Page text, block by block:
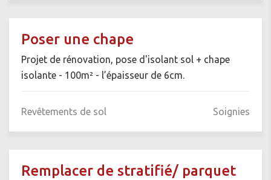
Poser une chape
Projet de rénovation, pose d'isolant sol + chape
isolante - 100m² - l’épaisseur de 6cm.
Revêtements de sol Soignies
Remplacer de stratifié/ parquet